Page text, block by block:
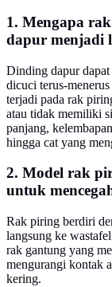
1. Mengapa
dapur menjadi
Dinding dapur
dicuci terus-
terjadi pada rak
atau tidak memiliki
panjang,
hingga cat yang
2. Model rak
untuk
Rak piring berdiri
langsung ke
rak gantung yang
mengurangi kontak
kering.